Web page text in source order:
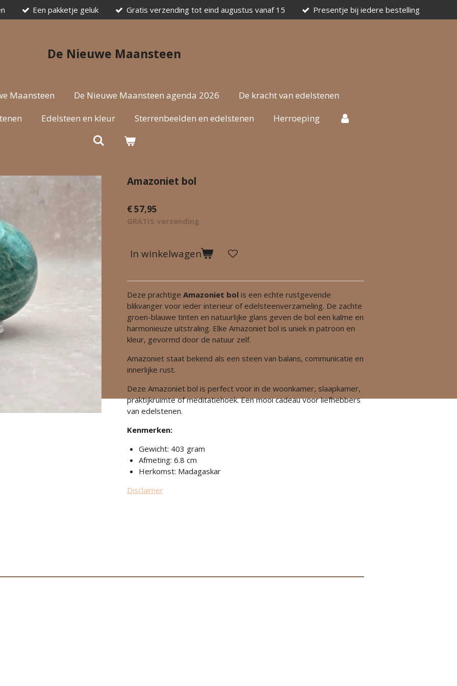
Een pakketje geluk Gratis verzending tot eind augustus vanaf 15 Presentje bij iedere bestelling
De Nieuwe Maansteen
Maansteen De Nieuwe Maansteen agenda 2026
De kracht van edelstenen
Edelsteen en kleur Sterrenbeelden en edelstenen Herroeping
Amazoniet bol
€ 57,95
GRATIS verzending
In winkelwagen
Deze prachtige Amazoniet bol is een echte rustgevende
blikvanger voor ieder interieur of edelsteenverzameling. De zachte
groen-blauwe tinten en natuurlijke glans geven de bol een kalme en
harmonieuze uitstraling. Elke Amazoniet bol is uniek in patroon en
kleur, gevormd door de natuur zelf.
Amazoniet staat bekend als een steen van balans, communicatie en
innerlijke rust.
Deze Amazoniet bol is perfect voor in de woonkamer, slaapkamer,
praktijkruimte of meditatiehoek. Een mooi cadeau voor liefhebbers
van edelstenen.
Kenmerken:
Gewicht: 403 gram
Afmeting: 6.8 cm
Herkomst: Madagaskar
Disclaimer